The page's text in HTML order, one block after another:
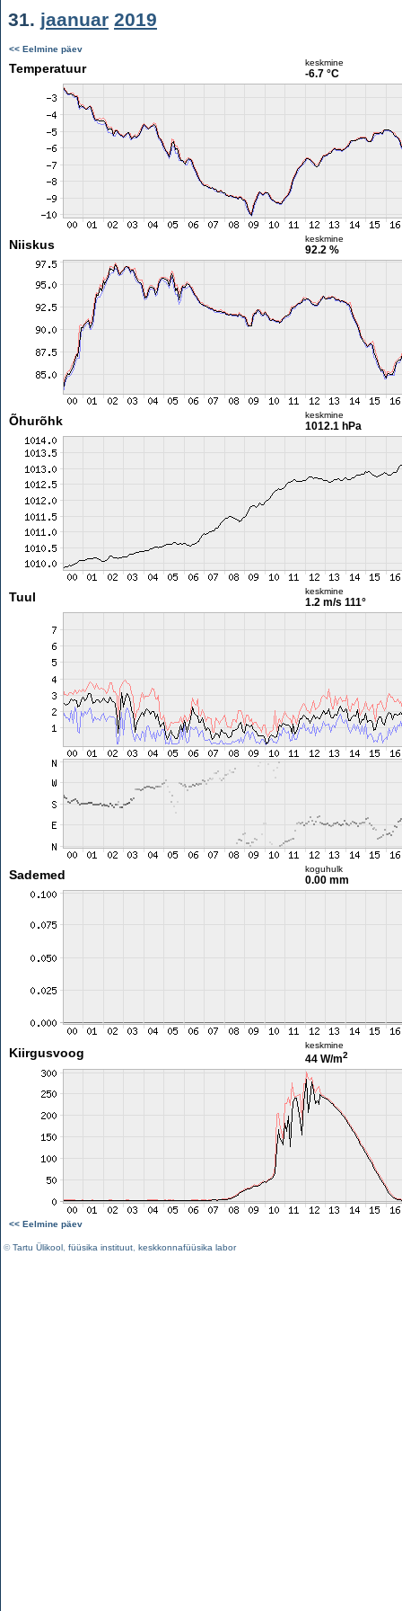
31. jaanuar 2019
<< Eelmine päev
Temperatuur keskmine
-6.7 °C
Niiskus keskmine
92.2 %
Õhurõhk keskmine
1012.1 hPa
Tuul keskmine
1.2 m/s 111°
Sademed koguhulk
0.00 mm
Kiirgusvoog
keskmine
44 W/m2
<< Eelmine päev
©Tartu Ülikool füüsika instituut keskkonnafüüsika labor